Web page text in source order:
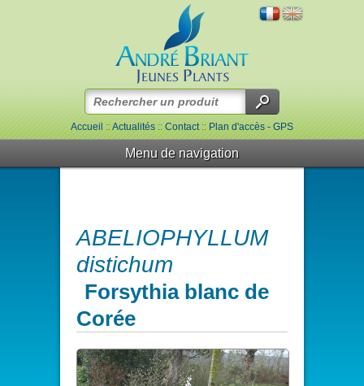
Accueil::Actualités::Contact::Plan d'accès - GPS
Menu de navigation
ABELIOPHYLLUM
distichum
Forsythia blanc de
Corée